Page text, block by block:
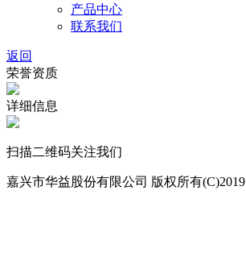
产品中心
联系我们
返回
荣誉资质
详细信息
扫描二维码关注我们
嘉兴市华益股份有限公司 版权所有(C)2019